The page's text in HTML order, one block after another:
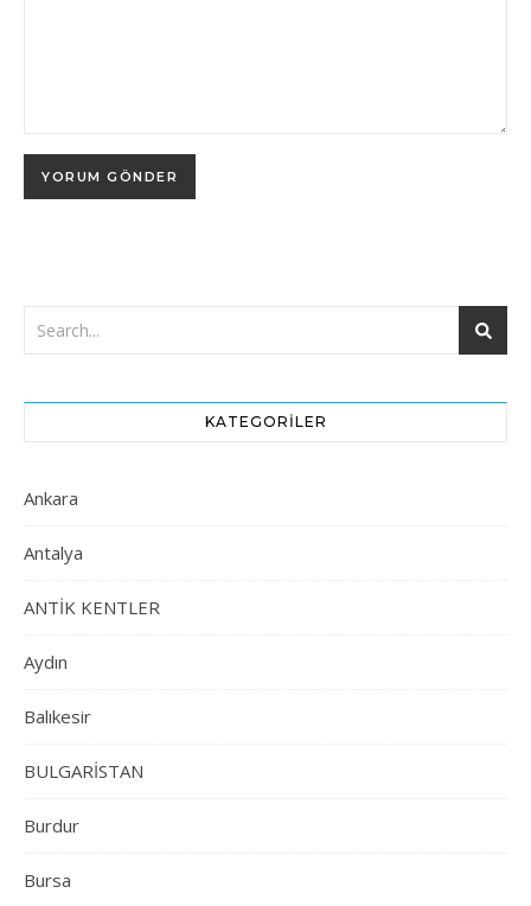
KATEGORILER
Ankara
Antalya
ANTİK KENTLER
Aydın
Balıkesir
BULGARİSTAN
Burdur
Bursa